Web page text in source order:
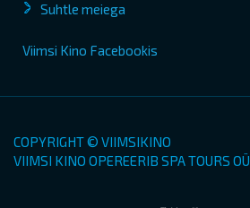
Suhtle meiega
Viimsi Kino Facebookis
COPYRIGHT © VIIMSIKINO
VIIMSI KINO OPEREERIB SPA TOURS OÜ